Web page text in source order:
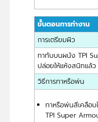
ขั้นตอนการทำงาน
การเตรียมผิว
ทาทับบนผนัง TPI
ปล่อยให้แห้งสนิทแล้
วิธีการทาหรือพ่น
ทาหรือพ่นสีเคลือ
TPI Super